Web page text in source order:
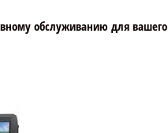
обслуживанию для вашего